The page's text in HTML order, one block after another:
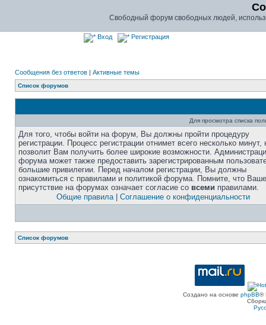
Свободный форум свободных людей,
Вход Регистрация
Сообщения без ответов | Активные темы
Список форумов
Для просмотра списка
Для того, чтобы войти на форум, Вы должны пройти процедуру
регистрации. Процесс регистрации отнимет всего несколько минут,
позволит Вам получить более широкие возможности.
форума может также предоставить зарегистрированным
большие привилегии. Перед началом регистрации, Вы должны
ознакомиться с правилами и политикой форума. Помните, что Ваше
присутствие на форумах означает согласие со всеми правилами.
Общие правила| Соглашение о конфиденциальности
Список форумов
Создано на основе phpBB®